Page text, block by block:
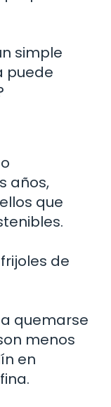
simple
puede
años,
que
de
quemarse
menos
en